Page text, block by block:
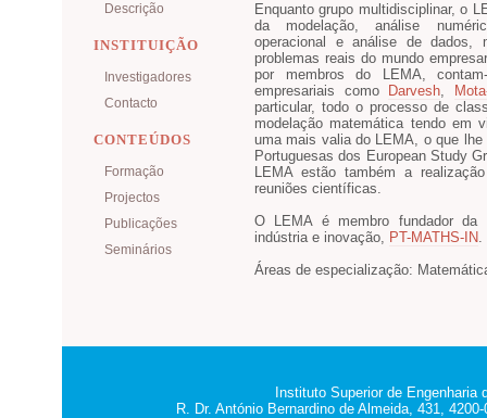
Descrição
INSTITUIÇÃO
Investigadores
Contacto
CONTEÚDOS
Formação
Projectos
Publicações
Seminários
Enquanto grupo multidisciplinar, o
da modelação, análise
operacional e análise de dados,
problemas reais do mundo
por membros do LEMA,
empresariais como
Darvesh,
particular, todo o processo de
modelação matemática tendo em
uma mais valia do LEMA, o que
Portuguesas dos European Study
LEMA estão também a
reuniões científicas.
O LEMA é membro fundador da
indústria e inovação, PT-MATHS-IN.
Áreas de especialização:
Instituto Superior de Engenharia
R. Dr. António Bernardino de Almeida, 431,